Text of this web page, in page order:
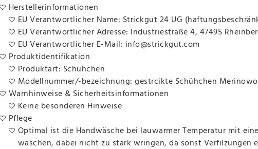
Herstellerinformationen
EU Verantwortlicher Name: Strickgut 24 UG
EU Verantwortlicher Adresse: Industriestraße 4, 47495
EU Verantwortlicher E-Mail: info@strickgut.com
Produktidentifikation
Produktart: Schühchen
Modellnummer/-bezeichnung: gestrcikte Schühchen
Warnhinweise & Sicherheitsinformationen
Keine besonderen Hinweise
Pflege
Optimal ist die Handwäsche bei lauwarmer Temperatur mit
waschen, dabei nicht zu stark wringen, da sonst Verfilzungen